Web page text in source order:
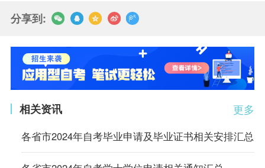
分享到:
更多
相关资讯
各省市2024年自考毕业申请及毕业证书相关安排汇总